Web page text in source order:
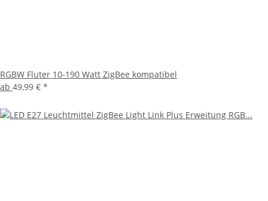
RGBW Fluter 10-190 Watt ZigBee kompatibel
ab 49,99 € *